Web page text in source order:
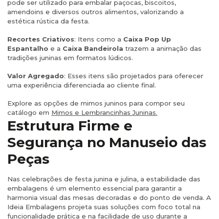
pode ser utilizado para embalar paçocas, biscoitos,
amendoins e diversos outros alimentos, valorizando a
estética rústica da festa.
Recortes Criativos: Itens como a Caixa Pop Up
Espantalho e a Caixa Bandeirola trazem a animação das
tradições juninas em formatos lúdicos.
Valor Agregado: Esses itens são projetados para oferecer
uma experiência diferenciada ao cliente final.
Explore as opções de mimos juninos para compor seu
catálogo em Mimos e Lembrancinhas Juninas.
Estrutura Firme e
Segurança no Manuseio das
Peças
Nas celebrações de festa junina e julina, a estabilidade das
embalagens é um elemento essencial para garantir a
harmonia visual das mesas decoradas e do ponto de venda. A
Ideia Embalagens projeta suas soluções com foco total na
funcionalidade prática e na facilidade de uso durante a